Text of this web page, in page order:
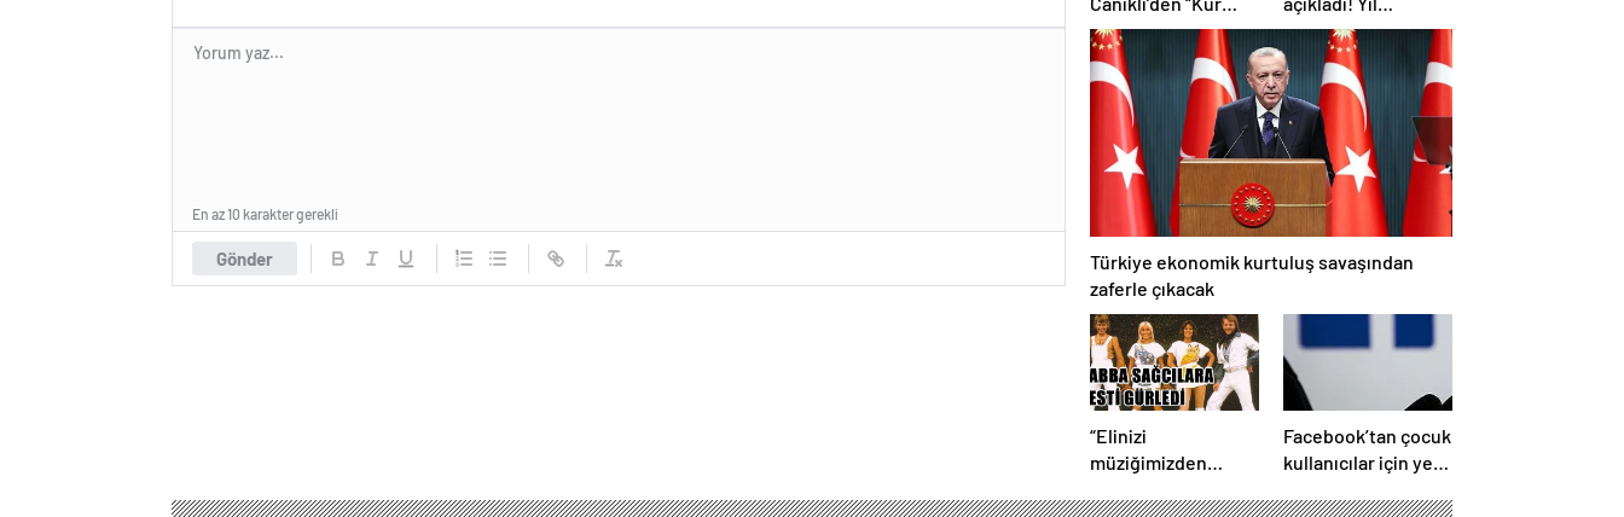
Gönder
En az 10 karakter gerekli
korumalı TL vadeli
mevduat sistemi”
açıklaması!
sonunda kapanıyor!
Türkiye ekonomik kurtuluş savaşından
zaferle çıkacak
“Elinizi
müziğimizden
Facebook’tan çocuk
kullanıcılar için yeni